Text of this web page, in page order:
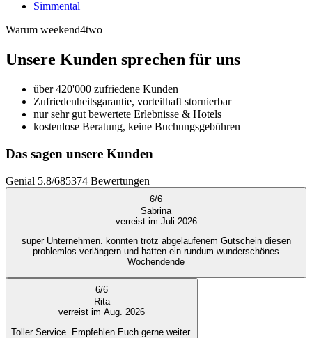
Simmental
Warum weekend4two
Unsere Kunden sprechen für uns
über 420'000 zufriedene Kunden
Zufriedenheitsgarantie, vorteilhaft stornierbar
nur sehr gut bewertete Erlebnisse & Hotels
kostenlose Beratung, keine Buchungsgebühren
Das sagen unsere Kunden
Genial 5.8/685374 Bewertungen
6/6
Sabrina
verreist im Juli 2026
super Unternehmen. konnten trotz abgelaufenem Gutschein diesen
problemlos verlängern und hatten ein rundum wunderschönes
Wochendende
6/6
Rita
verreist im Aug. 2026
Toller Service. Empfehlen Euch gerne weiter.